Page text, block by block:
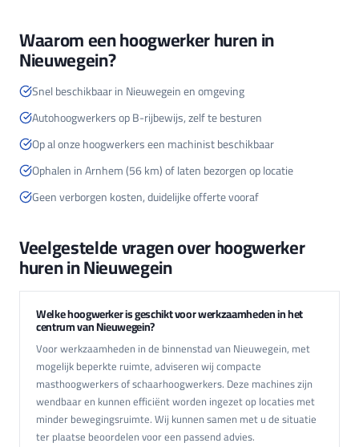
Waarom een hoogwerker huren in
Nieuwegein?
Snel beschikbaar in Nieuwegein en omgeving
Autohoogwerkers op B-rijbewijs, zelf te besturen
Op al onze hoogwerkers een machinist beschikbaar
Ophalen in Arnhem (56 km) of laten bezorgen op locatie
Geen verborgen kosten, duidelijke offerte vooraf
Veelgestelde vragen over hoogwerker
huren in Nieuwegein
Welke hoogwerker is geschikt voor werkzaamheden in het
centrum van Nieuwegein?
Voor werkzaamheden in de binnenstad van Nieuwegein, met
mogelijk beperkte ruimte, adviseren wij compacte
masthoogwerkers of schaarhoogwerkers. Deze machines zijn
wendbaar en kunnen efficiënt worden ingezet op locaties met
minder bewegingsruimte. Wij kunnen samen met u de situatie
ter plaatse beoordelen voor een passend advies.